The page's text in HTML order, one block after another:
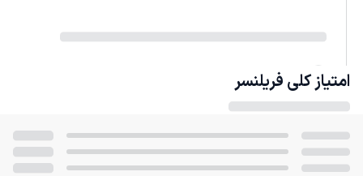
امتیاز کلی فریلنسر